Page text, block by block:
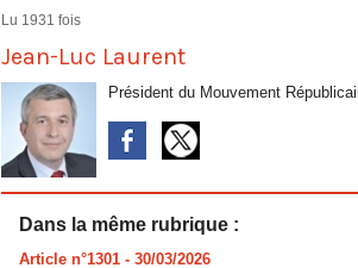
Lu 1931 fois
Jean-Luc Laurent
Président du Mouvement
Dans la même rubrique :
Article n°1301 - 30/03/2026